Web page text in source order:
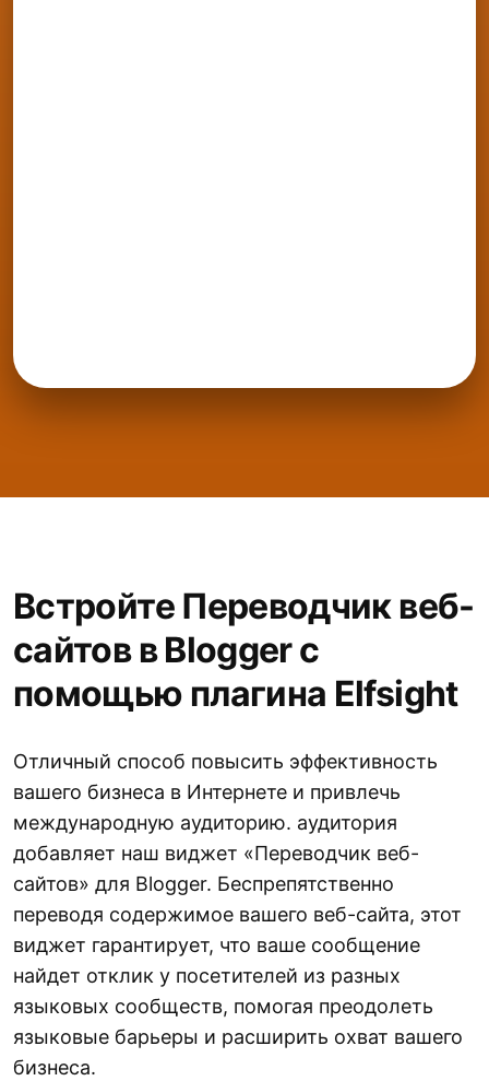
Встройте Переводчик веб-
сайтов в Blogger с
помощью плагина Elfsight
Отличный способ повысить эффективность
вашего бизнеса в Интернете и привлечь
международную аудиторию. аудитория
добавляет наш виджет «Переводчик веб-
сайтов» для Blogger. Беспрепятственно
переводя содержимое вашего веб-сайта, этот
виджет гарантирует, что ваше сообщение
найдет отклик у посетителей из разных
языковых сообществ, помогая преодолеть
языковые барьеры и расширить охват вашего
бизнеса.